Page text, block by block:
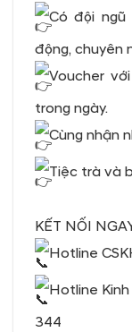
Có đội
động, chuyên
Voucher
trong ngày.
Cùng nhận
Tiệc trà và
KẾT NỐI
Hotline
Hotline
344